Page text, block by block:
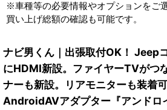
※車種等の必要情報やオプションをご
買い上げ総額の確認も可能です。
ナビ男くん｜出張取付OK！ Jeep
にHDMI新設。ファイヤーTVがつ
ナーも新設。リアモニターも装着
AndroidAVアダプター『アンドロ